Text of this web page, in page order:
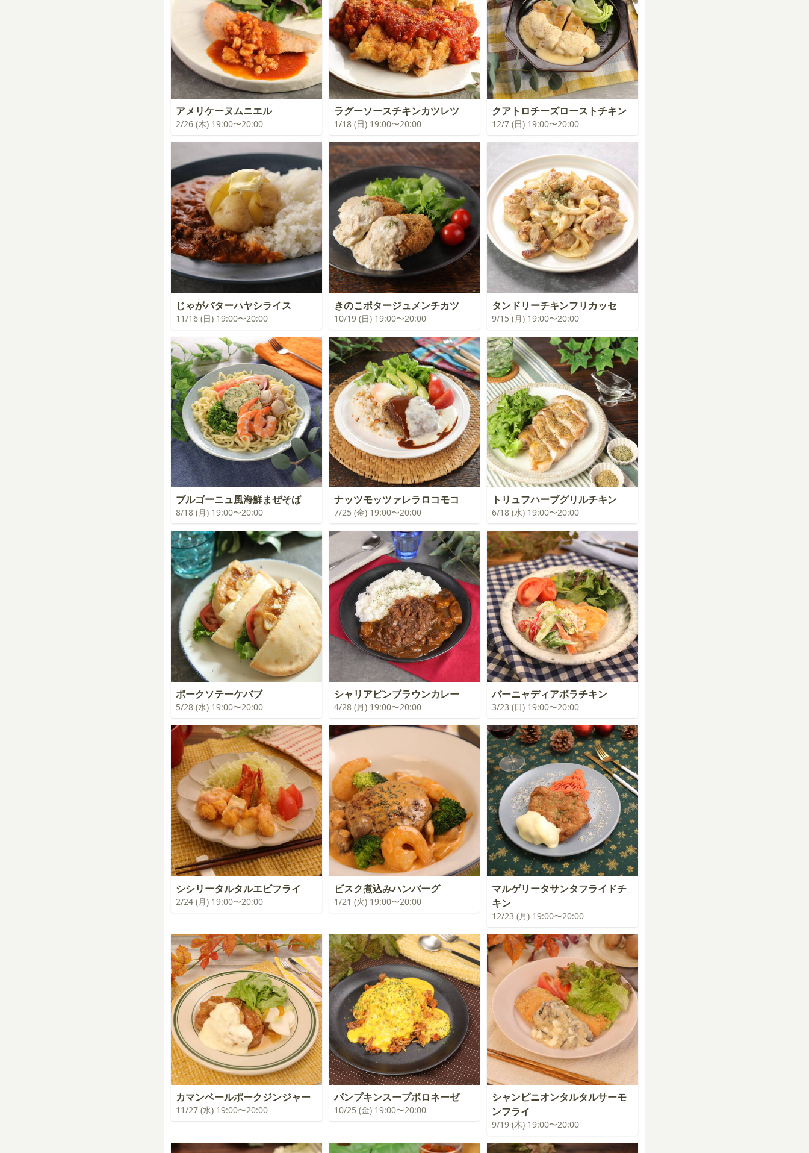
アメリケーヌムニエル
2/26 (木) 19:00〜20:00
ラグーソースチキンカツレツ
1/18 (日) 19:00〜20:00
クアトロチーズローストチキン
12/7 (日) 19:00〜20:00
じゃがバターハヤシライス
11/16 (日) 19:00〜20:00
きのこポタージュメンチカツ
10/19 (日) 19:00〜20:00
タンドリーチキンフリカッセ
9/15 (月) 19:00〜20:00
ブルゴーニュ風海鮮まぜそば
8/18 (月) 19:00〜20:00
ナッツモッツァレラロコモコ
7/25 (金) 19:00〜20:00
トリュフハーブグリルチキン
6/18 (水) 19:00〜20:00
ポークソテーケバブ
5/28 (水) 19:00〜20:00
シャリアピンブラウンカレー
4/28 (月) 19:00〜20:00
バーニャディアボラチキン
3/23 (日) 19:00〜20:00
シシリータルタルエビフライ
2/24 (月) 19:00〜20:00
ビスク煮込みハンバーグ
1/21 (火) 19:00〜20:00
マルゲリータサンタフライドチ
キン
12/23 (月) 19:00〜20:00
カマンベールポークジンジャー
11/27 (水) 19:00〜20:00
パンプキンスープボロネーゼ
10/25 (金) 19:00〜20:00
シャンピニオンタルタルサーモ
ンフライ
9/19 (木) 19:00〜20:00